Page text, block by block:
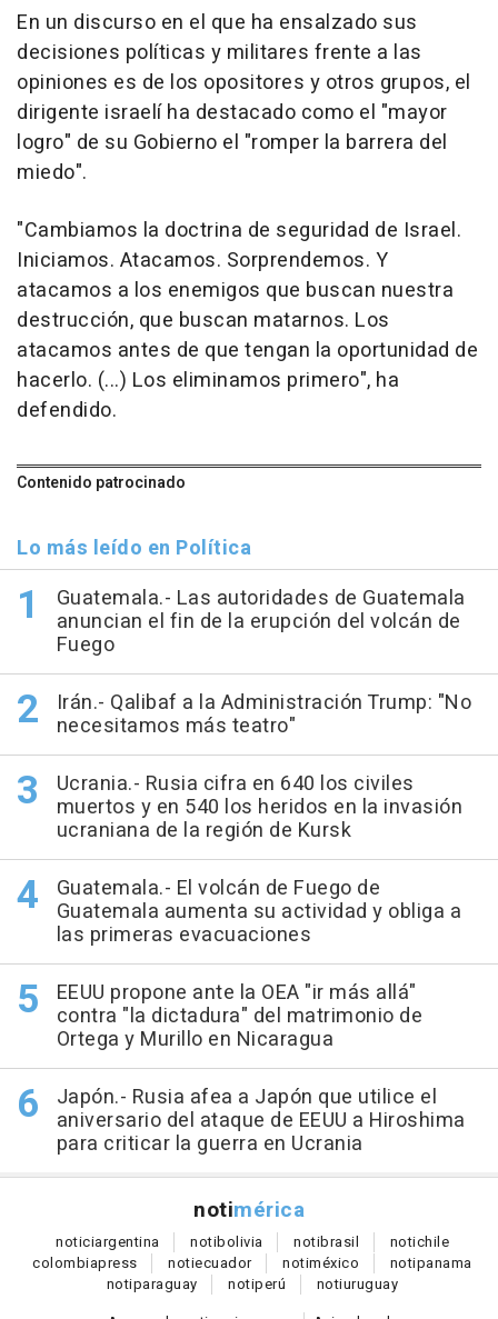
En un discurso en el que ha ensalzado sus
decisiones políticas y militares frente a las
opiniones es de los opositores y otros grupos, el
dirigente israelí ha destacado como el "mayor
logro" de su Gobierno el "romper la barrera del
miedo".
"Cambiamos la doctrina de seguridad de Israel.
Iniciamos. Atacamos. Sorprendemos. Y
atacamos a los enemigos que buscan nuestra
destrucción, que buscan matarnos. Los
atacamos antes de que tengan la oportunidad de
hacerlo. (...) Los eliminamos primero", ha
defendido.
Contenido patrocinado
Lo más leído en Política
Guatemala.- Las autoridades de Guatemala
anuncian el fin de la erupción del volcán de
Fuego
Irán.- Qalibaf a la Administración Trump: "No
necesitamos más teatro"
Ucrania.- Rusia cifra en 640 los civiles
muertos y en 540 los heridos en la invasión
ucraniana de la región de Kursk
Guatemala.- El volcán de Fuego de
Guatemala aumenta su actividad y obliga a
las primeras evacuaciones
EEUU propone ante la OEA "ir más allá"
contra "la dictadura" del matrimonio de
Ortega y Murillo en Nicaragua
Japón.- Rusia afea a Japón que utilice el
aniversario del ataque de EEUU a Hiroshima
para criticar la guerra en Ucrania
notimérica
noticiargentina notibolivia notibrasil notichile
colombiapress notiecuador notiméxico notipanama
notiparaguay notiperú notiuruguay